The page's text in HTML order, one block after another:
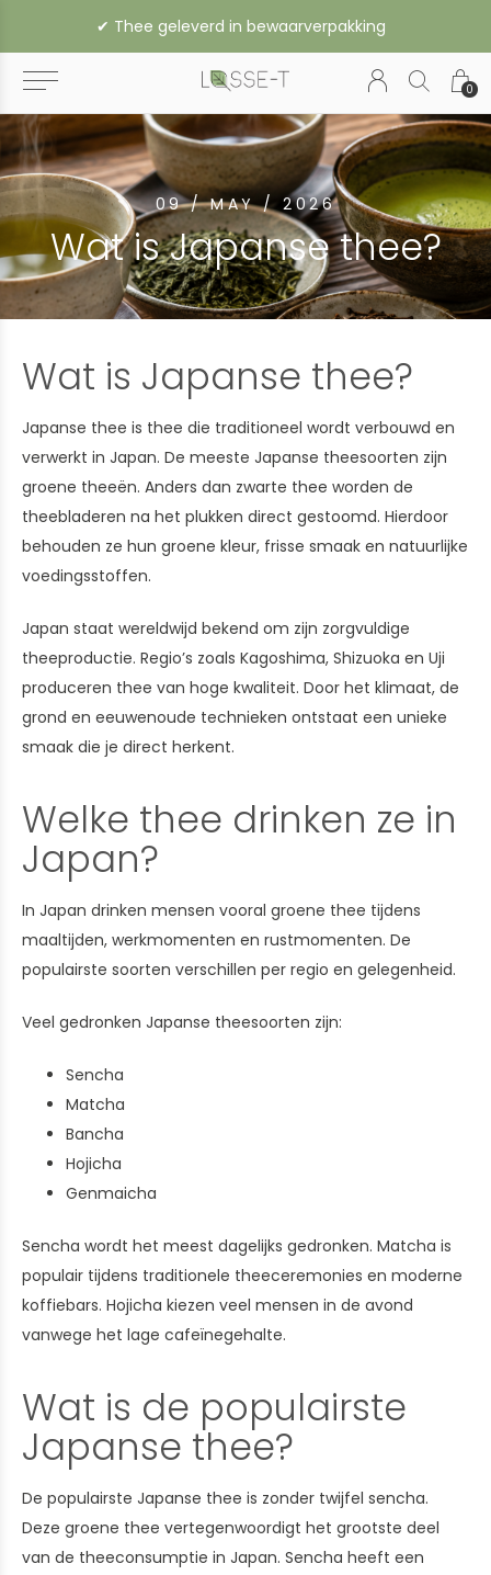
0
09 / MAY / 2026
Wat is Japanse thee?
Wat is Japanse thee?
Japanse thee is thee die traditioneel wordt verbouwd en
verwerkt in Japan. De meeste Japanse theesoorten zijn
groene theeën. Anders dan zwarte thee worden de
theebladeren na het plukken direct gestoomd. Hierdoor
behouden ze hun groene kleur, frisse smaak en natuurlijke
voedingsstoffen.
Japan staat wereldwijd bekend om zijn zorgvuldige
theeproductie. Regio’s zoals Kagoshima, Shizuoka en Uji
produceren thee van hoge kwaliteit. Door het klimaat, de
grond en eeuwenoude technieken ontstaat een unieke
smaak die je direct herkent.
Welke thee drinken ze in
Japan?
In Japan drinken mensen vooral groene thee tijdens
maaltijden, werkmomenten en rustmomenten. De
populairste soorten verschillen per regio en gelegenheid.
Veel gedronken Japanse theesoorten zijn:
Sencha
Matcha
Bancha
Hojicha
Genmaicha
Sencha wordt het meest dagelijks gedronken. Matcha is
populair tijdens traditionele theeceremonies en moderne
koffiebars. Hojicha kiezen veel mensen in de avond
vanwege het lage cafeïnegehalte.
Wat is de populairste
Japanse thee?
De populairste Japanse thee is zonder twijfel sencha.
Deze groene thee vertegenwoordigt het grootste deel
van de theeconsumptie in Japan. Sencha heeft een